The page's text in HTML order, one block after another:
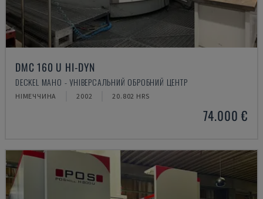
DMC 160 U HI-DYN
DECKEL MAHO - УНІВЕРСАЛЬНИЙ ОБРОБНИЙ ЦЕНТР
НІМЕЧЧИНА 2002 20.802 HRS
74.000 €